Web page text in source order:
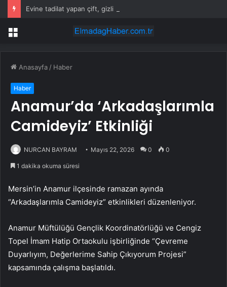
Menü
Anasayfa / Haber
Haber
Anamur’da ‘Arkadaşlarımla
Camideyiz’ Etkinliği
NURCAN BAYRAM Mayıs 22, 2026 0 0
1 dakika okuma süresi
Mersin’in Anamur ilçesinde ramazan ayında
“Arkadaşlarımla Camideyiz” etkinlikleri düzenleniyor.
Anamur Müftülüğü Gençlik Koordinatörlüğü ve Cengiz
Topel İmam Hatip Ortaokulu işbirliğinde “Çevreme
Duyarlıyım, Değerlerime Sahip Çıkıyorum Projesi”
kapsamında çalışma başlatıldı.